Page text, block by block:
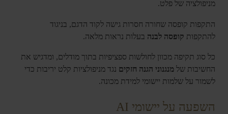
מניפולציה של פלט.
התקפות קופסה שחורה חסרות גישה לקוד הדגם, בניגוד
להתקפות קופסה לבנה בעלות נראות מלאה.
כל סוג תקיפה מכוון לחולשות ספציפיות בתוך מודלים, ומדגיש את
החשיבות שלמנגנוני הגנה חזקים נגד מניפולציות קלט יריבות כדי
לשמור על שלמות יישומי למידת מכונה.
השפעה על יישומי AI